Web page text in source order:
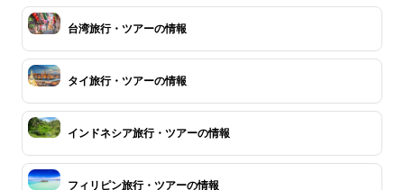
台湾旅行・ツアーの情報
タイ旅行・ツアーの情報
インドネシア旅行・ツアーの情報
フィリピン旅行・ツアーの情報